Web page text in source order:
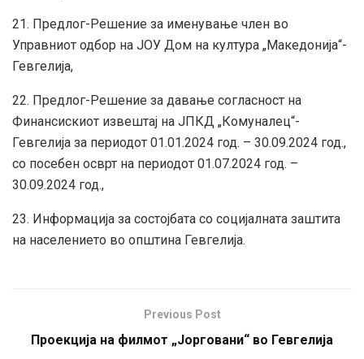
21. Предлог-Решение за именување член во
Управниот одбор на ЈОУ Дом на култура „Македонија“-
Гевгелија,
22. Предлог-Решение за давање согласност на
Финансискиот извештај на ЈПКД „Комуналец“-
Гевгелија за периодот 01.01.2024 год. – 30.09.2024 год.,
со посебен осврт на периодот 01.07.2024 год. –
30.09.2024 год.,
23. Информација за состојбата со социјалната заштита
на населението во општина Гевгелија.
Previous Post
Проекција на филмот „Јорговани“ во Гевгелија